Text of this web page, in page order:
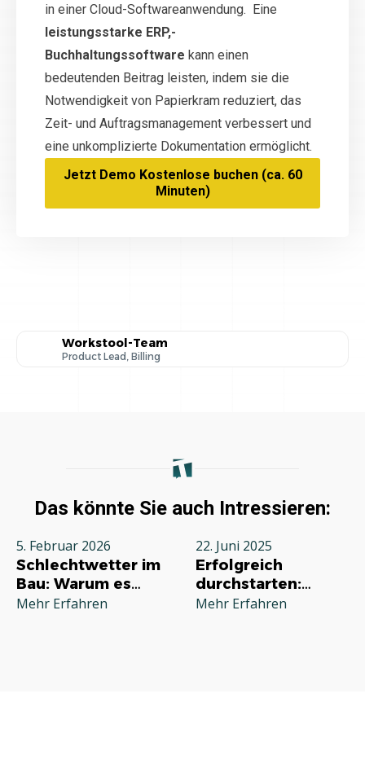
in einer Cloud-Softwareanwendung. Eine
leistungsstarke ERP,-
Buchhaltungssoftware kann einen
bedeutenden Beitrag leisten, indem sie die
Notwendigkeit von Papierkram reduziert, das
Zeit- und Auftragsmanagement verbessert und
eine unkomplizierte Dokumentation ermöglicht.
Jetzt Demo Kostenlose buchen (ca. 60
Minuten)
Workstool-Team
Product Lead, Billing
Das könnte Sie auch Intressieren:
5. Februar 2026
Schlechtwetter im
Bau: Warum es
jeden Betrieb
Mehr Erfahren
22. Juni 2025
Erfolgreich
durchstarten:
Deine
Mehr Erfahren